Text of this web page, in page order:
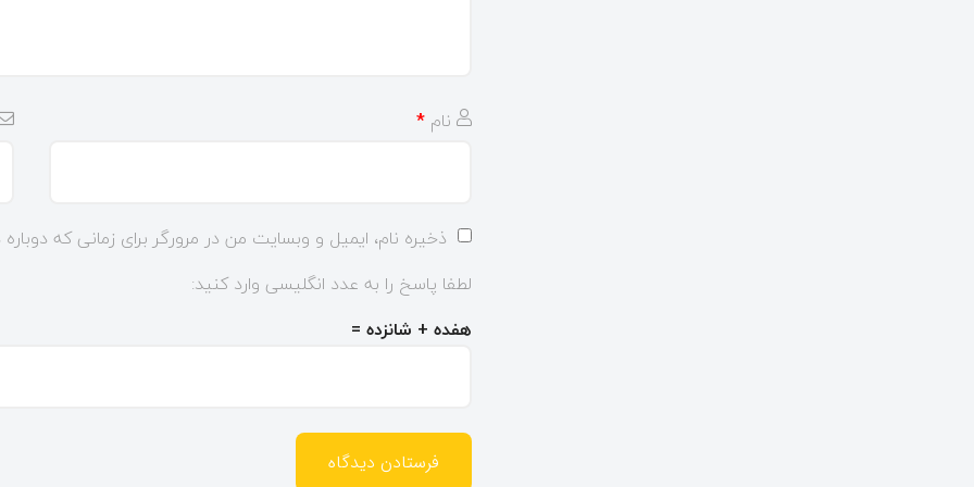
نام *
ذخیره نام، ایمیل و وبسایت من در مرورگر برای زمانی که
لطفا پاسخ را به عدد انگلیسی وارد کنید:
هفده + شانزده =